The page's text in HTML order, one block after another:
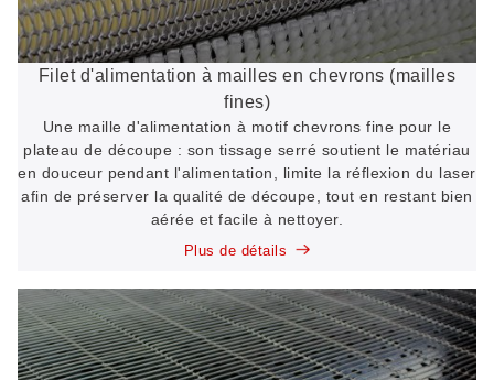
Filet d'alimentation à mailles en chevrons (mailles
fines)
Une maille d'alimentation à motif chevrons fine pour le
plateau de découpe : son tissage serré soutient le matériau
en douceur pendant l'alimentation, limite la réflexion du laser
afin de préserver la qualité de découpe, tout en restant bien
aérée et facile à nettoyer.
Plus de détails